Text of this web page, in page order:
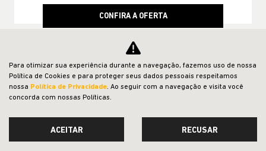
CONFIRA A OFERTA
COMMANDER
Commander Limited T270 2026
Para otimizar sua experiência durante a navegação, fazemos uso de nossa
Política de Cookies e para proteger seus dados pessoais respeitamos
nossa Política de Privacidade. Ao seguir com a navegação e visita você
concorda com nossas Políticas.
ACEITAR RECUSAR